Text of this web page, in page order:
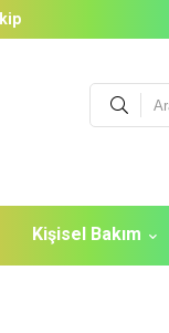
Kişisel Bakım